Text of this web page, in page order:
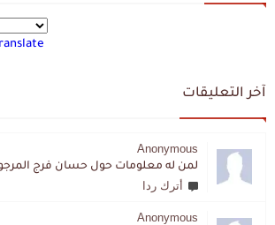
آخر التعليقات
Anonymous
أترك ردا
Anonymous